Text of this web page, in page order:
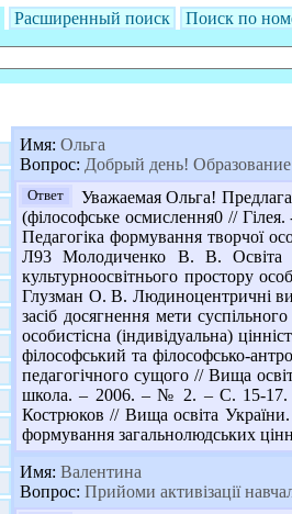
Расширенный поиск Поиск по
Имя: Ольга
Вопрос: Добрый день! Образование
Ответ
Уважаемая Ольга!
(філософське осмислення0 //
Педагогіка формування творчої
Л93 Молодиченко В. В. Освіта
культурноосвітнього простору
Глузман О. В. Людиноцентричні
засіб досягнення мети
особистісна (індивідуальна)
філософський та філософсько-
педагогічного сущого // Вища
школа. – 2006. – № 2. – С. 15-17. –
Кострюков // Вища освіта
формування загальнолюдських
Имя: Валентина
Вопрос: Прийоми активізації